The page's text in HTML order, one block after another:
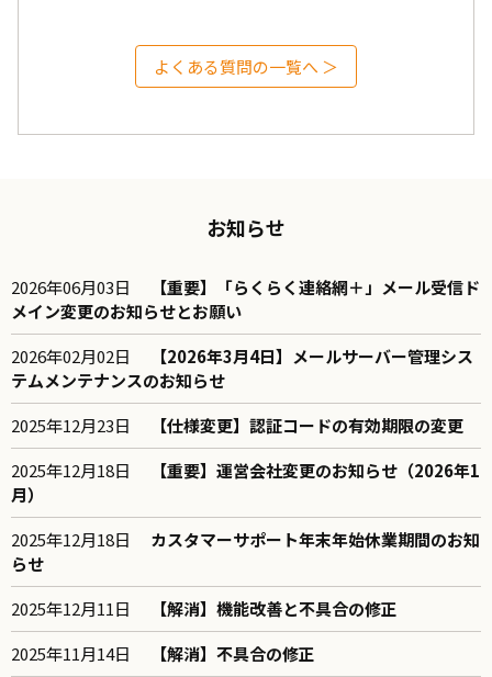
よくある質問の一覧へ ＞
お知らせ
2026年06月03日
【重要】「らくらく連絡網＋」メール受信ド
メイン変更のお知らせとお願い
2026年02月02日
【2026年3月4日】メールサーバー管理シス
テムメンテナンスのお知らせ
2025年12月23日
【仕様変更】認証コードの有効期限の変更
2025年12月18日
【重要】運営会社変更のお知らせ（2026年1
月）
2025年12月18日
カスタマーサポート年末年始休業期間のお知
らせ
2025年12月11日
【解消】機能改善と不具合の修正
2025年11月14日
【解消】不具合の修正